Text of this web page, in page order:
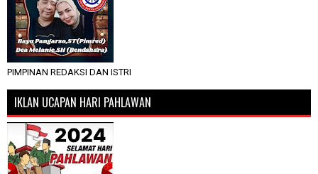
PIMPINAN REDAKSI DAN ISTRI
IKLAN UCAPAN HARI PAHLAWAN